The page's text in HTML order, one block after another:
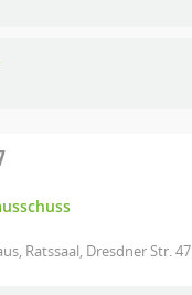
Ratssaal, Dresdner Str. 47